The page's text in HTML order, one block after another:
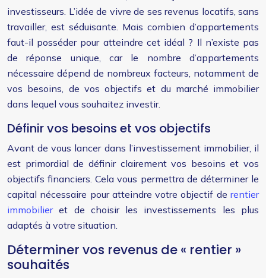
investisseurs. L’idée de vivre de ses revenus locatifs, sans
travailler, est séduisante. Mais combien d’appartements
faut-il posséder pour atteindre cet idéal ? Il n’existe pas
de réponse unique, car le nombre d’appartements
nécessaire dépend de nombreux facteurs, notamment de
vos besoins, de vos objectifs et du marché immobilier
dans lequel vous souhaitez investir.
Définir vos besoins et vos objectifs
Avant de vous lancer dans l’investissement immobilier, il
est primordial de définir clairement vos besoins et vos
objectifs financiers. Cela vous permettra de déterminer le
capital nécessaire pour atteindre votre objectif de rentier
immobilieret de choisir les investissements les plus
adaptés à votre situation.
Déterminer vos revenus de « rentier »
souhaités